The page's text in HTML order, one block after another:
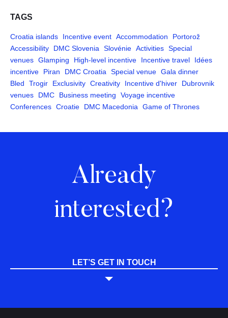
TAGS
Croatia islands Incentive event Accommodation
Portorož
Accessibility
DMC Slovenia Slovénie Activities Special
venues Glamping High-level incentive Incentive travel
Idées
incentive
Piran DMC Croatia Special venue Gala dinner
Bled
Trogir Exclusivity Creativity Incentive d'hiver
Dubrovnik
venues
DMC Business meeting
Voyage incentive
Conferences Croatie DMC Macedonia Game of Thrones
Already
interested?
LET’S GET IN TOUCH